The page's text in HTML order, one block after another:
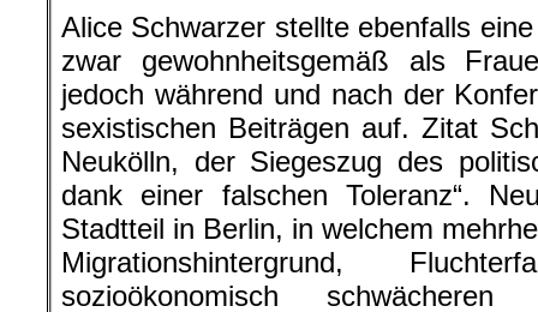
Alice Schwarzer stellte ebenfalls
zwar gewohnheitsgemäß als
jedoch während und nach der
sexistischen Beiträgen auf. Zitat
Neukölln, der Siegeszug des
dank einer falschen Toleranz“.
Stadtteil in Berlin, in welchem
Migrationshintergrund,
sozioökonomisch schwächeren